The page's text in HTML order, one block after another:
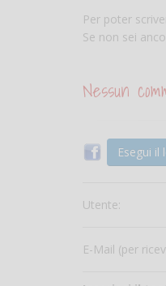
Per poter
Se non sei
Nessun
Esegui
Utente:
E-Mail (per